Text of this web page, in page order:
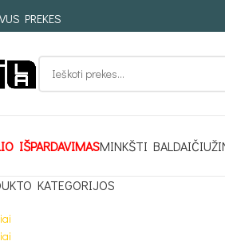
PREKES
IŠPARDAVIMASMINKŠTI BALDAI
KATEGORIJOS